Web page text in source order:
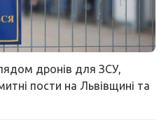
дронів для ЗСУ,
пости на Львівщині та